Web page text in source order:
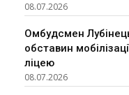
08.07.2026
Омбудсмен
обставин
ліцею
08.07.2026